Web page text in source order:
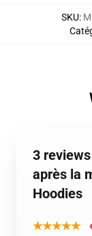
SKU:
3
après la
Hoodies
★★★★★